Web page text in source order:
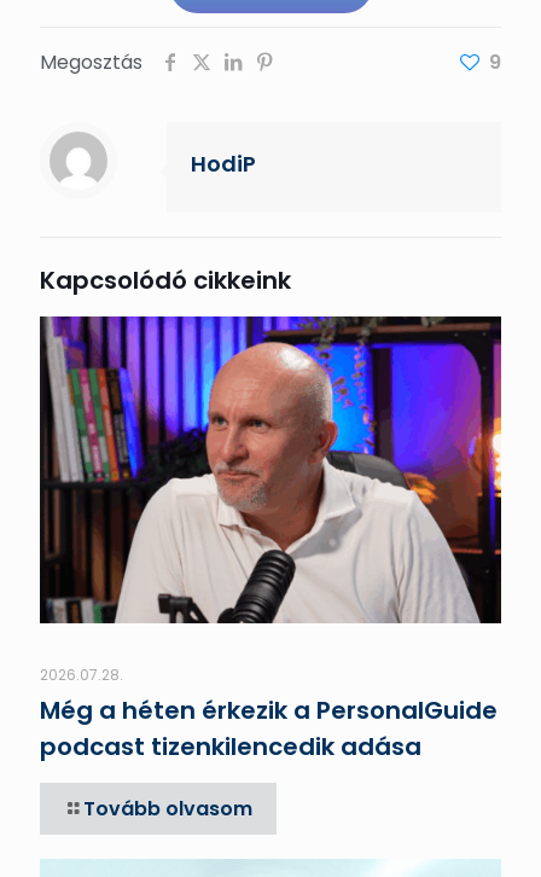
Megosztás 9
HodiP
Kapcsolódó cikkeink
2026.07.28.
Még a héten érkezik a PersonalGuide
podcast tizenkilencedik adása
Tovább olvasom